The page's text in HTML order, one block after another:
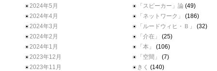
2024年5月
2024年4月
2024年3月
2024年2月
2024年1月
2023年12月
2023年11月
「スピーカー」論 (49)
「ネットワーク」
(186)
「ルードウィヒ・Ｂ」
(32)
「介在」
(25)
「本」
(106)
「空間」
(7)
きく (140)